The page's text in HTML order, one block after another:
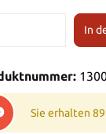
In
Sie erhalten